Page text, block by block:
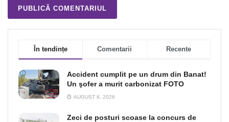
În tendințe Comentarii Recente
Accident cumplit pe un drum din Banat!
Un şofer a murit carbonizat FOTO
AUGUST 8, 2026
Zeci de posturi scoase la concurs de